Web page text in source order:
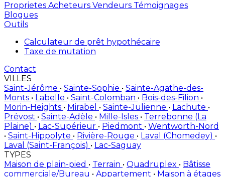
Proprietes Acheteurs Vendeurs Témoignages
Blogues
Outils
Calculateur de prêt hypothécaire
Taxe de mutation
Contact
VILLES
Saint-Jérôme • Sainte-Sophie • Sainte-Agathe-des-
Monts • Labelle • Saint-Colomban • Bois-des-Filion •
Morin-Heights • Mirabel • Sainte-Julienne • Lachute •
Prévost • Sainte-Adèle • Mille-Isles • Terrebonne (La
Plaine) • Lac-Supérieur • Piedmont • Wentworth-Nord
• Saint-Hippolyte • Rivière-Rouge • Laval (Chomedey) •
Laval (Saint-François) • Lac-Saguay
TYPES
Maison de plain-pied • Terrain • Quadruplex • Bâtisse
commerciale/Bureau • Appartement • Maison à étages